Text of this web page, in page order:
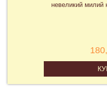
невеликий милий